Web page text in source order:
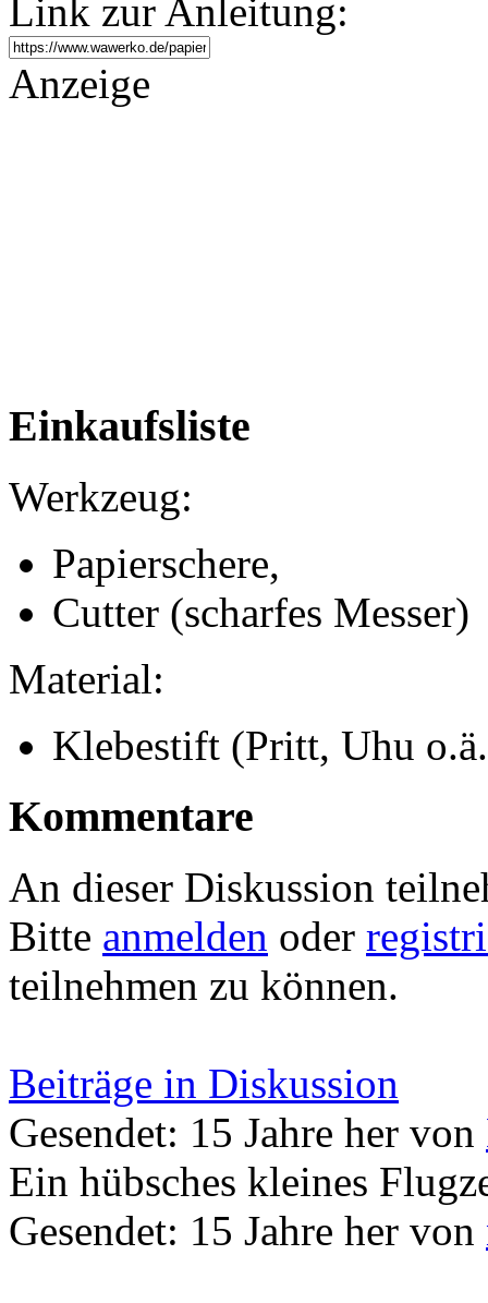
Link zur Anleitung:
Anzeige
Einkaufsliste
Werkzeug:
Papierschere,
Cutter (scharfes Messer)
Material:
Klebestift (Pritt, Uhu
Kommentare
An dieser Diskussion
Bitte anmelden oder
teilnehmen zu können.
Beiträge in Diskussion
Gesendet: 15 Jahre her von
Ein hübsches kleines
Gesendet: 15 Jahre her von